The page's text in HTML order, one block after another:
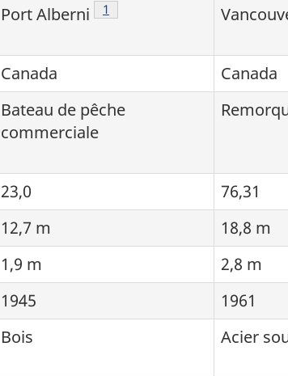
Port Alberni Note de bas de page
1
Canada Canada
Bateau de pêche
commerciale
23,0 76,31
12,7 m 18,8 m
1,9 m 2,8 m
1945 1961
Bois Acier